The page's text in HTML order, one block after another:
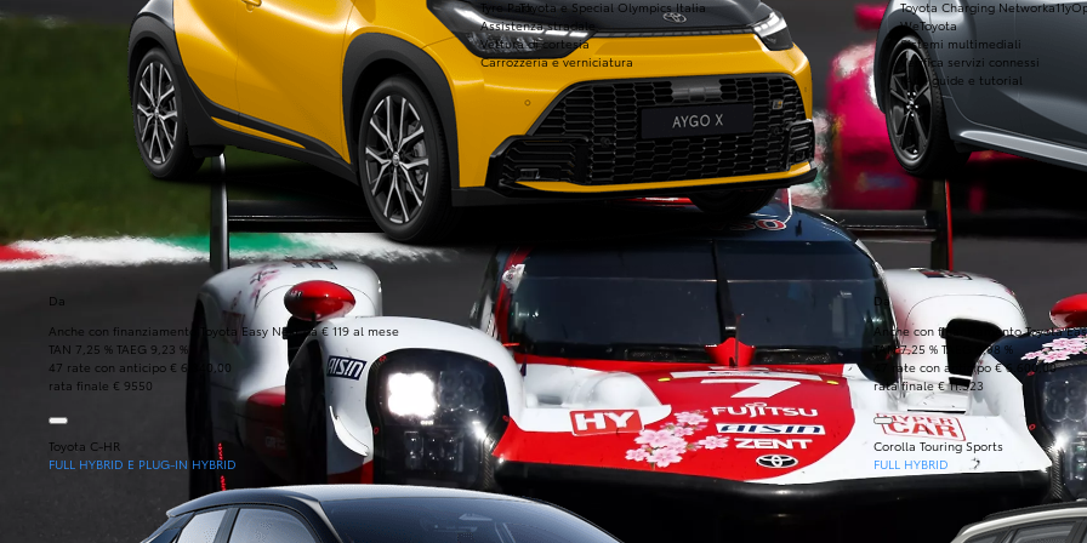
Da
Anche con finanziamento Toyota Easy Next da € 119 al mese
TAN 7,25 % TAEG 9,23 %
47 rate con anticipo € 6.340,00
rata finale € 9550
Da
Anche con finanziamento Toyota
TAN 7,25 % TAEG 8,98 %
47 rate con anticipo € 6.600,00
rata finale € 11.323
Toyota C-HR
FULL HYBRID E PLUG-IN HYBRID
Corolla Touring Sports
FULL HYBRID
Tyre Park
Assistenza stradale
Vettura di cortesia
Carrozzeria e verniciatura
Toyota Charging Network
WeToyota
Sistemi multimediali
Verifica servizi connessi
FAQ, guide e tutorial
Toyota e Special Olympics Italia